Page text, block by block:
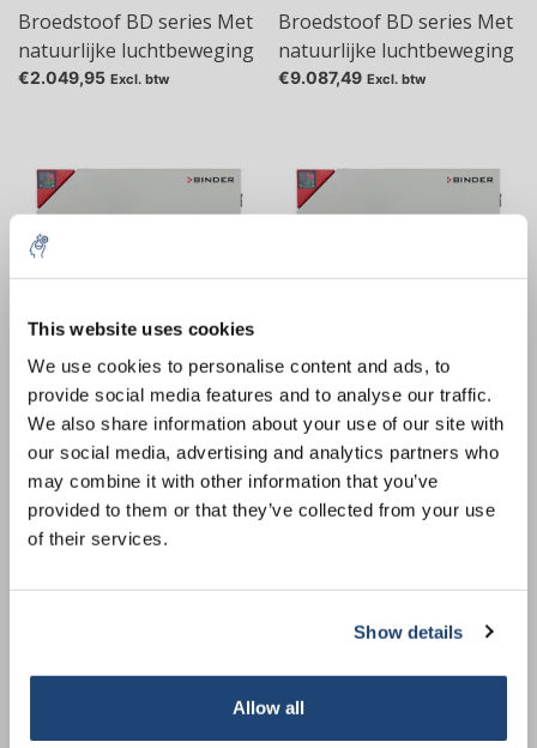
This website uses cookies
We use cookies to personalise content and ads, to
provide social media features and to analyse our traffic.
We also share information about your use of our site with
our social media, advertising and analytics partners who
may combine it with other information that you’ve
provided to them or that they’ve collected from your use
of their services.
Show details
Allow all
Broedstoof BD series Met
natuurlijke luchtbeweging
(convectie), 57 l, BD 56
€2.049,95 Excl. btw
Broedstoof BD series Met
natuurlijke luchtbeweging
(convectie), 737 l, BD 720
€9.087,49 Excl. btw
Broedstoof BD-S
Solid.Line, 118 l, BD-S 115
Excl. btw
Broedstoof BD-S
Solid.Line, 62 l, BD-S 056
€1.606,66 Excl. btw
order
Sign up for our newsletter to stay
informed about our new products, and
receive a 10% discount on your next
purchase for all chemical products from
our own brand 😀